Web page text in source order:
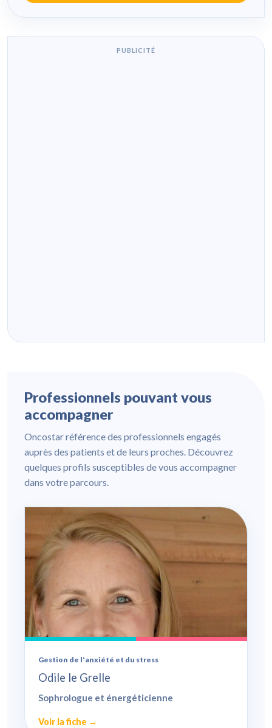
PUBLICITÉ
Professionnels pouvant vous
accompagner
Oncostar référence des professionnels engagés
auprès des patients et de leurs proches. Découvrez
quelques profils susceptibles de vous accompagner
dans votre parcours.
Gestion de l'anxiété et du stress
Odile le Grelle
Sophrologue et énergéticienne
Voir la fiche →